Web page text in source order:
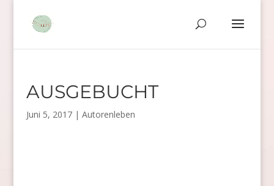
AUSGEBUCHT
Juni 5, 2017| Autorenleben